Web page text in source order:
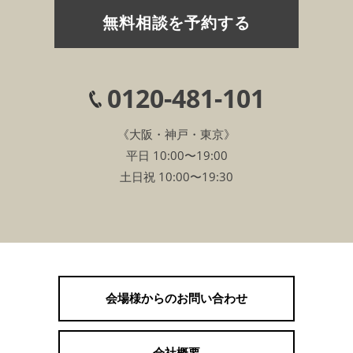
無料相談を予約する
0120-481-101
《大阪・神戸・東京》
平日 10:00〜19:00
土日祝 10:00〜19:30
会場様からのお問い合わせ